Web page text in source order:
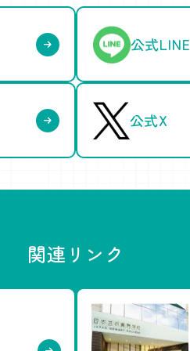
公式LINE
公式X
関連リンク